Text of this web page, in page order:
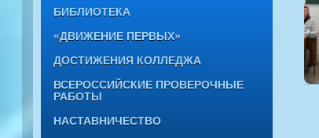
БИБЛИОТЕКА
«ДВИЖЕНИЕ ПЕРВЫХ»
ДОСТИЖЕНИЯ КОЛЛЕДЖА
ВСЕРОССИЙСКИЕ ПРОВЕРОЧНЫЕ
РАБОТЫ
НАСТАВНИЧЕСТВО